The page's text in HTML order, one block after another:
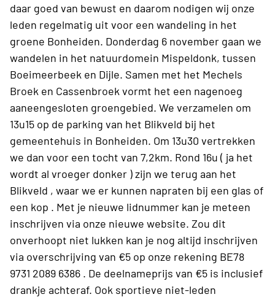
daar goed van bewust en daarom nodigen wij onze
leden regelmatig uit voor een wandeling in het
groene Bonheiden. Donderdag 6 november gaan we
wandelen in het natuurdomein Mispeldonk, tussen
Boeimeerbeek en Dijle. Samen met het Mechels
Broek en Cassenbroek vormt het een nagenoeg
aaneengesloten groengebied. We verzamelen om
13u15 op de parking van het Blikveld bij het
gemeentehuis in Bonheiden. Om 13u30 vertrekken
we dan voor een tocht van 7,2km. Rond 16u ( ja het
wordt al vroeger donker ) zijn we terug aan het
Blikveld , waar we er kunnen napraten bij een glas of
een kop . Met je nieuwe lidnummer kan je meteen
inschrijven via onze nieuwe website. Zou dit
onverhoopt niet lukken kan je nog altijd inschrijven
via overschrijving van €5 op onze rekening BE78
9731 2089 6386 . De deelnameprijs van €5 is inclusief
drankje achteraf. Ook sportieve niet-leden